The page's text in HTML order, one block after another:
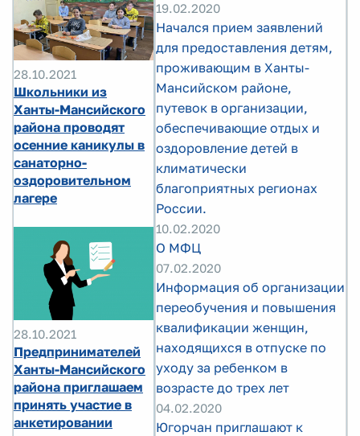
28.10.2021
Школьники из
Ханты-Мансийского
района проводят
осенние каникулы в
санаторно-
оздоровительном
лагере
28.10.2021
Предпринимателей
Ханты-Мансийского
района приглашаем
принять участие в
анкетировании
19.02.2020
Начался прием заявлений
для предоставления детям,
проживающим в Ханты-
Мансийском районе,
путевок в организации,
обеспечивающие отдых и
оздоровление детей в
климатически
благоприятных регионах
России.
10.02.2020
О МФЦ
07.02.2020
Информация об организации
переобучения и повышения
квалификации женщин,
находящихся в отпуске по
уходу за ребенком в
возрасте до трех лет
04.02.2020
Югорчан приглашают к